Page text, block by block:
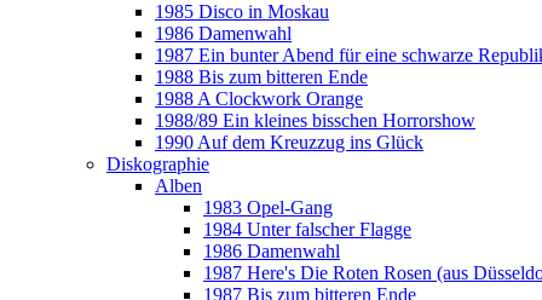
1985 Disco in Moskau
1986 Damenwahl
1987 Ein bunter Abend für eine schwarze
1988 Bis zum bitteren Ende
1988 A Clockwork Orange
1988/89 Ein kleines bisschen Horrorshow
1990 Auf dem Kreuzzug ins Glück
Diskographie
Alben
1983 Opel-Gang
1984 Unter falscher Flagge
1986 Damenwahl
1987 Here's Die Roten Rosen (aus
1987 Bis zum bitteren Ende